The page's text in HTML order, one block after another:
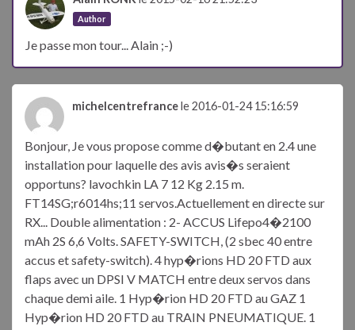
Author
Je passe mon tour... Alain ;-)
michelcentrefrancele 2016-01-24 15:16:59
Bonjour, Je vous propose comme d�butant en 2.4 une
installation pour laquelle des avis avis�s seraient
opportuns? lavochkin LA 7 12 Kg 2.15 m.
FT14SG;r6014hs;11 servos.Actuellement en directe sur
RX... Double alimentation : 2- ACCUS Lifepo4�2100
mAh 2S 6,6 Volts. SAFETY-SWITCH, (2 sbec 40 entre
accus et safety-switch). 4 hyp�rions HD 20 FTD aux
flaps avec un DPSI V MATCH entre deux servos dans
chaque demi aile. 1 Hyp�rion HD 20 FTD au GAZ 1
Hyp�rion HD 20 FTD au TRAIN PNEUMATIQUE. 1